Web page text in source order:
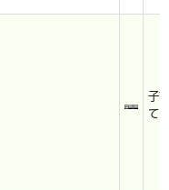
子育
て